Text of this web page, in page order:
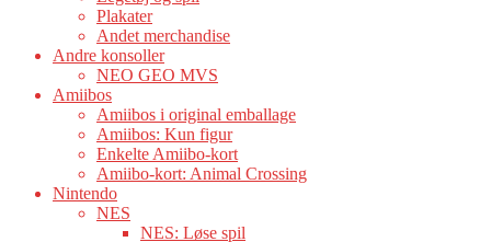
Plakater
Andet merchandise
Andre konsoller
NEO GEO MVS
Amiibos
Amiibos i original emballage
Amiibos: Kun figur
Enkelte Amiibo-kort
Amiibo-kort: Animal Crossing
Nintendo
NES
NES: Løse spil